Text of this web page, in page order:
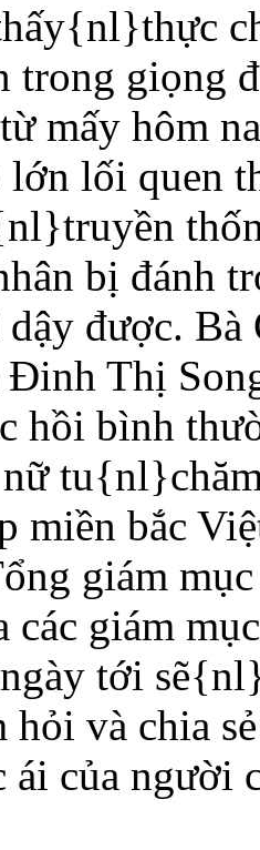
trong giọng
mấy hôm
lối quen
bị đánh
dậy được.
Thị
hồi bình
miền bắc
giám
giám
tới
hỏi và chia
ái của người